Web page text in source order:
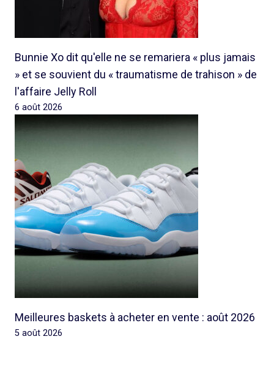
Bunnie Xo dit qu'elle ne se remariera « plus jamais
» et se souvient du « traumatisme de trahison » de
l'affaire Jelly Roll
6 août 2026
Meilleures baskets à acheter en vente : août 2026
5 août 2026